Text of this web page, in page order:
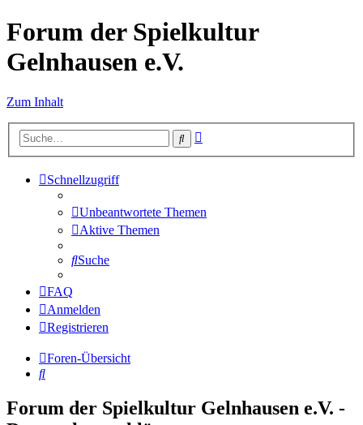
Forum der Spielkultur
Gelnhausen e.V.
Zum Inhalt
Suche
Schnellzugriff
Unbeantwortete Themen
Aktive Themen
Suche
FAQ
Anmelden
Registrieren
Foren-Übersicht
Suche
Forum der Spielkultur Gelnhausen e.V. -